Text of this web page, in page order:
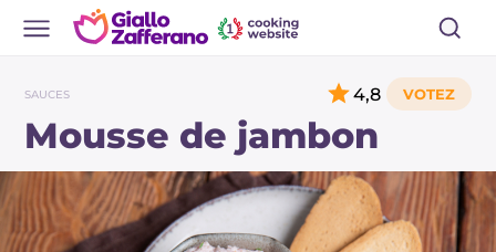
SAUCES
Mousse de jambon
4,8